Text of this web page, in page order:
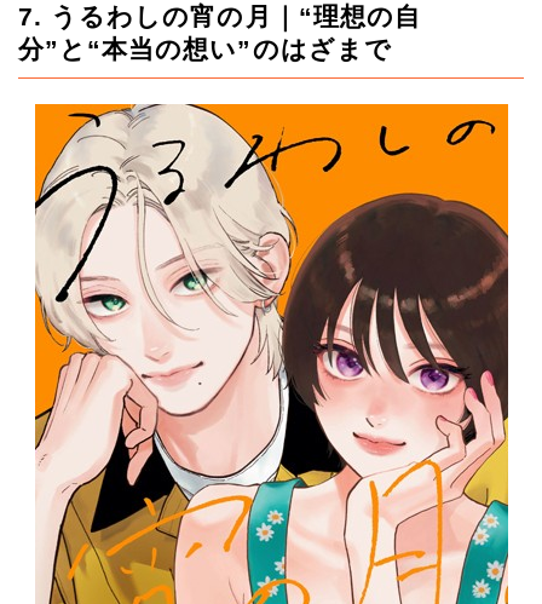
7. うるわしの宵の月｜“理想の自
分”と“本当の想い”のはざまで